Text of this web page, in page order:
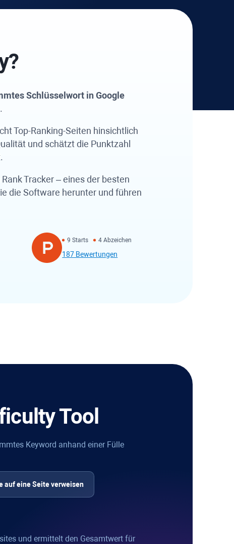
Schlüsselwort in Google
.
Top-Ranking-Seiten hinsichtlich
und schätzt die Punktzahl
Rank Tracker– eines der besten
die Software herunter und führen
9 Starts 4 Abzeichen
187 Bewertungen
Tool
Keyword anhand einer Fülle
auf eine Seite verweisen
und ermittelt den Gesamtwert für